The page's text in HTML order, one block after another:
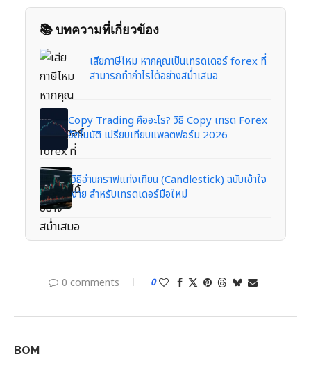
📚 บทความที่เกี่ยวข้อง
เสียภาษีไหม หากคุณเป็นเทรดเดอร์ forex ที่
สามารถทำกำไรได้อย่างสม่ำเสมอ
Copy Trading คืออะไร? วิธี Copy เทรด Forex
อัตโนมัติ เปรียบเทียบแพลตฟอร์ม 2026
วิธีอ่านกราฟแท่งเทียน (Candlestick) ฉบับเข้าใจ
ง่าย สำหรับเทรดเดอร์มือใหม่
0 comments 0
BOM